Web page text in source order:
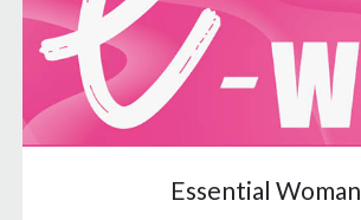
Essential Woman